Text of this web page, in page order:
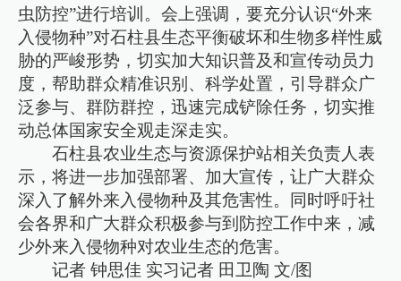
虫防控”进行培训。会上强调，要充分认识“外来
入侵物种”对石柱县生态平衡破坏和生物多样性威
胁的严峻形势，切实加大知识普及和宣传动员力
度，帮助群众精准识别、科学处置，引导群众广
泛参与、群防群控，迅速完成铲除任务，切实推
动总体国家安全观走深走实。
石柱县农业生态与资源保护站相关负责人表
示，将进一步加强部署、加大宣传，让广大群众
深入了解外来入侵物种及其危害性。同时呼吁社
会各界和广大群众积极参与到防控工作中来，减
少外来入侵物种对农业生态的危害。
记者 钟思佳 实习记者 田卫陶 文/图